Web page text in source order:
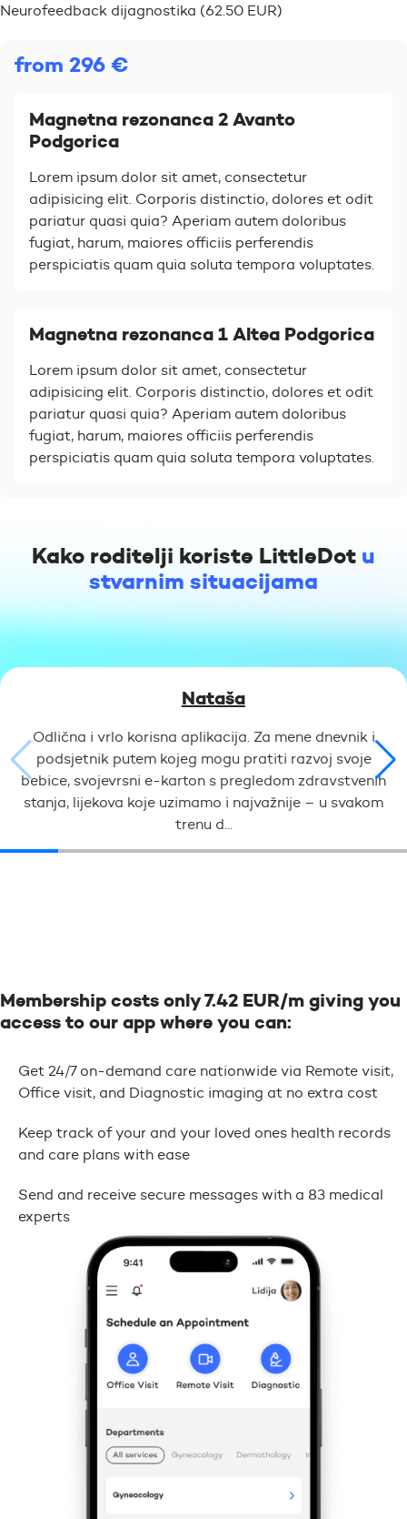
Neurofeedback dijagnostika (62.50 EUR)
from 296 €
Magnetna rezonanca 2 Avanto
Podgorica
Lorem ipsum dolor sit amet, consectetur
adipisicing elit. Corporis distinctio, dolores et odit
pariatur quasi quia? Aperiam autem doloribus
fugiat, harum, maiores officiis perferendis
perspiciatis quam quia soluta tempora voluptates.
Magnetna rezonanca 1 Altea Podgorica
Lorem ipsum dolor sit amet, consectetur
adipisicing elit. Corporis distinctio, dolores et odit
pariatur quasi quia? Aperiam autem doloribus
fugiat, harum, maiores officiis perferendis
perspiciatis quam quia soluta tempora voluptates.
Kako roditelji koriste LittleDot u
stvarnim situacijama
Nataša
Odlična i vrlo korisna aplikacija. Za mene dnevnik i
podsjetnik putem kojeg mogu pratiti razvoj svoje
bebice, svojevrsni e-karton s pregledom zdravstvenih
stanja, lijekova koje uzimamo i najvažnije – u svakom
trenu d...
Membership costs only 7.42 EUR/m giving you
access to our app where you can:
Get 24/7 on-demand care nationwide via Remote visit,
Office visit, and Diagnostic imaging at no extra cost
Keep track of your and your loved ones health records
and care plans with ease
Send and receive secure messages with a 83 medical
experts